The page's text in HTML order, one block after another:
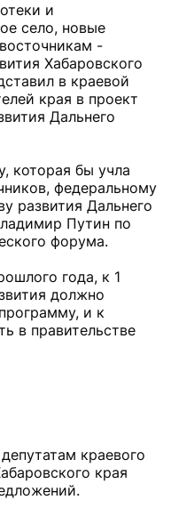
и
село, новые
-
Хабаровского
в краевой
края в проект
Дальнего
которая бы учла
федеральному
развития Дальнего
Путин по
форума.
года, к 1
должно
и к
в правительстве
краевого
края